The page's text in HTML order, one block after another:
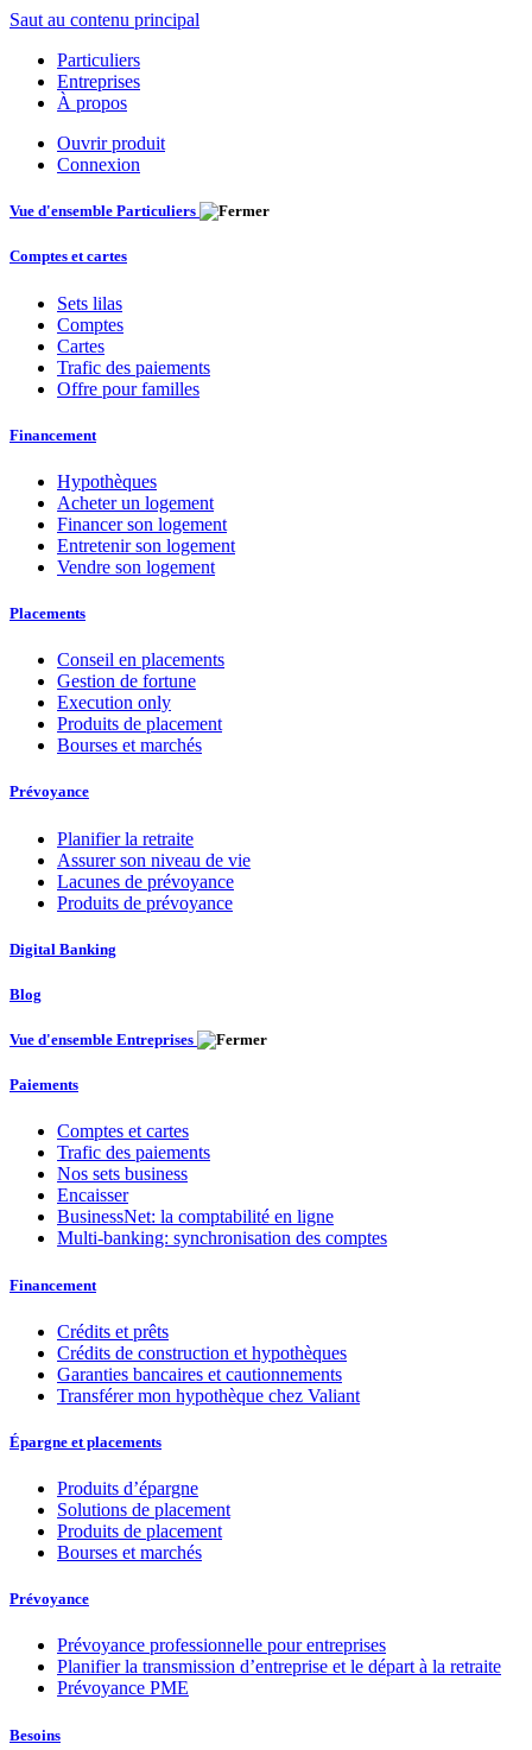
Saut au contenu principal
Particuliers
Entreprises
À propos
Ouvrir produit
Connexion
Vue d'ensemble Particuliers
Comptes et cartes
Sets lilas
Comptes
Cartes
Trafic des paiements
Offre pour familles
Financement
Hypothèques
Acheter un logement
Financer son logement
Entretenir son logement
Vendre son logement
Placements
Conseil en placements
Gestion de fortune
Execution only
Produits de placement
Bourses et marchés
Prévoyance
Planifier la retraite
Assurer son niveau de vie
Lacunes de prévoyance
Produits de prévoyance
Digital Banking
Blog
Vue d'ensemble Entreprises
Paiements
Comptes et cartes
Trafic des paiements
Nos sets business
Encaisser
BusinessNet: la comptabilité en ligne
Multi-banking: synchronisation des comptes
Financement
Crédits et prêts
Crédits de construction et hypothèques
Garanties bancaires et cautionnements
Transférer mon hypothèque chez Valiant
Épargne et placements
Produits d’épargne
Solutions de placement
Produits de placement
Bourses et marchés
Prévoyance
Prévoyance professionnelle pour entreprises
Planifier la transmission d’entreprise et le départ à la retraite
Prévoyance PME
Besoins